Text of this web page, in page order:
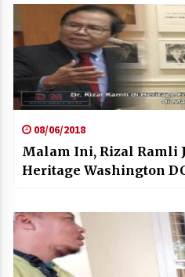
08/06/2018
Malam Ini, Rizal Ramli
Heritage Washington